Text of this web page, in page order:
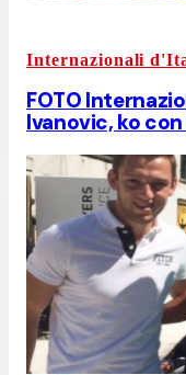
Internazionali
FOTO
Ivanovic, ko